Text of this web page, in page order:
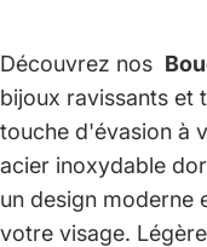
Découvrez nos
bijoux ravissants et
touche d'évasion à
acier inoxydable
un design moderne
votre visage.